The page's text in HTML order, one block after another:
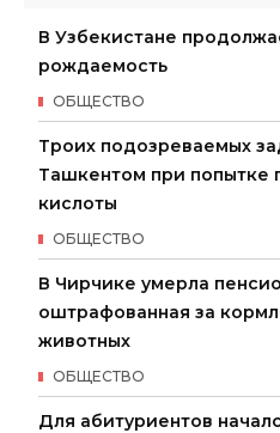
В Узбекистане
рождаемость
ОБЩЕСТВО
Троих подозреваемых
Ташкентом при попытке
кислоты
ОБЩЕСТВО
В Чирчике умерла
оштрафованная за
животных
ОБЩЕСТВО
Для абитуриентов